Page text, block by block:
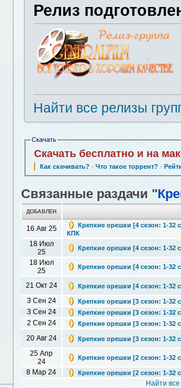
Релиз
Найти все релизы
Скачать
Скачать бесплатно и на
Как скачивать? · Что такое торрент? ·
Связанные раздачи "
ДОБАВЛЕН
16 Авг 25
Крепкие орешки [4 сезон: 1-32
КПК
18 Июл
25
Крепкие орешки [4 сезон: 1-32
18 Июл
25
Крепкие орешки [4 сезон: 1-32
21 Окт 24 Крепкие орешки [4 сезон: 1-32
3 Сен 24 Крепкие орешки [3 сезон: 1-32
3 Сен 24 Крепкие орешки [3 сезон: 1-32
2 Сен 24 Крепкие орешки [3 сезон: 1-32
20 Авг 24 Крепкие орешки [3 сезон: 1-32
25 Апр
24
Крепкие орешки [2 сезон: 1-32
8 Мар 24 Крепкие орешки [2 сезон: 1-32
Найти